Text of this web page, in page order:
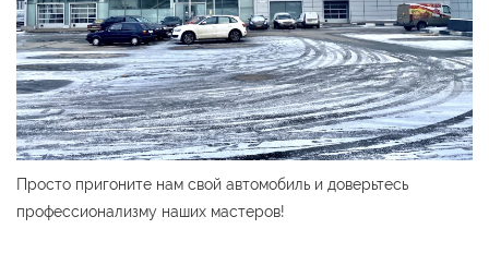
Просто пригоните нам свой автомобиль и доверьтесь
профессионализму наших мастеров!